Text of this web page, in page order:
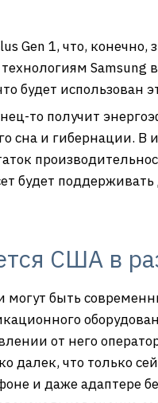
Gen 1, что, конечно,
Samsung
будет использован
то получит
сна и гибернации. В
будет
США в
могут быть
от него
далек, что только
и даже адаптере